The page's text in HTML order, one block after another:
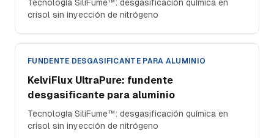
Tecnología SiliFume™: desgasificación química en
crisol sin inyección de nitrógeno
FUNDENTE DESGASIFICANTE PARA ALUMINIO
KelviFlux UltraPure: fundente
desgasificante para aluminio
Tecnología SiliFume™: desgasificación química en
crisol sin inyección de nitrógeno